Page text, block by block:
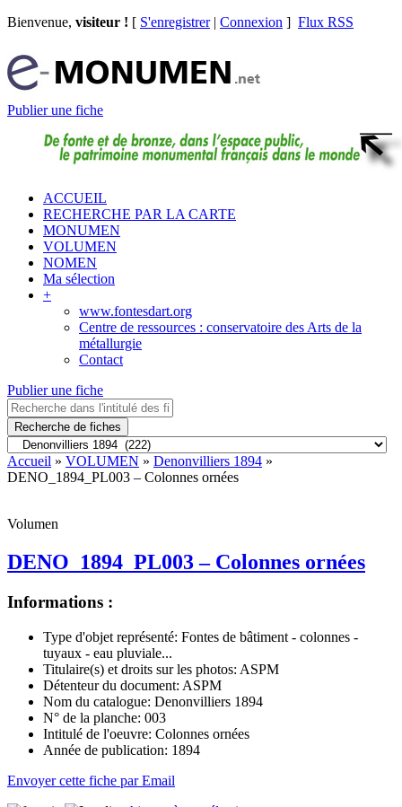
Bienvenue, visiteur ! [ S'enregistrer| Connexion ] Flux RSS
Publier une fiche
ACCUEIL
RECHERCHE PAR LA CARTE
MONUMEN
VOLUMEN
NOMEN
Ma sélection
+
www.fontesdart.org
Centre de ressources : conservatoire des Arts de la
métallurgie
Contact
Publier une fiche
Recherche de fiches
Accueil » VOLUMEN » Denonvilliers 1894 »
DENO_1894_PL003 – Colonnes ornées
Volumen
DENO_1894_PL003 – Colonnes ornées
Informations :
Type d'objet représenté: Fontes de bâtiment - colonnes -
tuyaux - eau pluviale...
Titulaire(s) et droits sur les photos: ASPM
Détenteur du document: ASPM
Nom du catalogue: Denonvilliers 1894
N° de la planche: 003
Intitulé de l'oeuvre: Colonnes ornées
Année de publication: 1894
Envoyer cette fiche par Email